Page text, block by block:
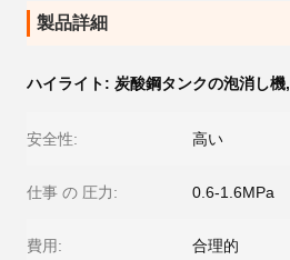
製品詳細
ハイライト: 炭酸鋼タンクの泡消し機,
安全性: 高い
仕事 の 圧力: 0.6-1.6MPa
費用: 合理的